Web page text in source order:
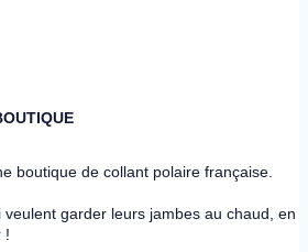
boutique de collant polaire française.
garder leurs jambes au chaud, en
!